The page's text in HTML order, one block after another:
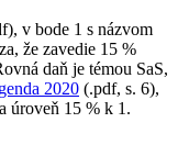
v bode 1 s názvom
že zavedie 15 %
daň je témou SaS,
2020 (.pdf, s. 6),
úroveň 15 % k 1.